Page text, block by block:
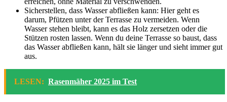
Sicherstellen, dass Wasser abfließen kann: Hier geht es
darum, Pfützen unter der Terrasse zu vermeiden. Wenn
Wasser stehen bleibt, kann es das Holz zersetzen oder die
Stützen rosten lassen. Wenn du deine Terrasse so baust, dass
das Wasser abfließen kann, hält sie länger und sieht immer gut
aus.
LESEN: Rasenmäher 2025 im Test